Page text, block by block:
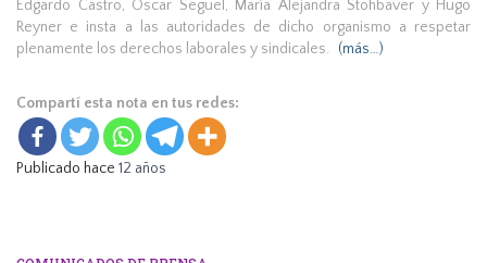
Edgardo Castro, Oscar Seguel, María Alejandra Stohbaver y Hugo
Reyner e insta a las autoridades de dicho organismo a respetar
plenamente los derechos laborales y sindicales.
(más…)
Compartí esta nota en tus redes:
Publicado hace 12 años